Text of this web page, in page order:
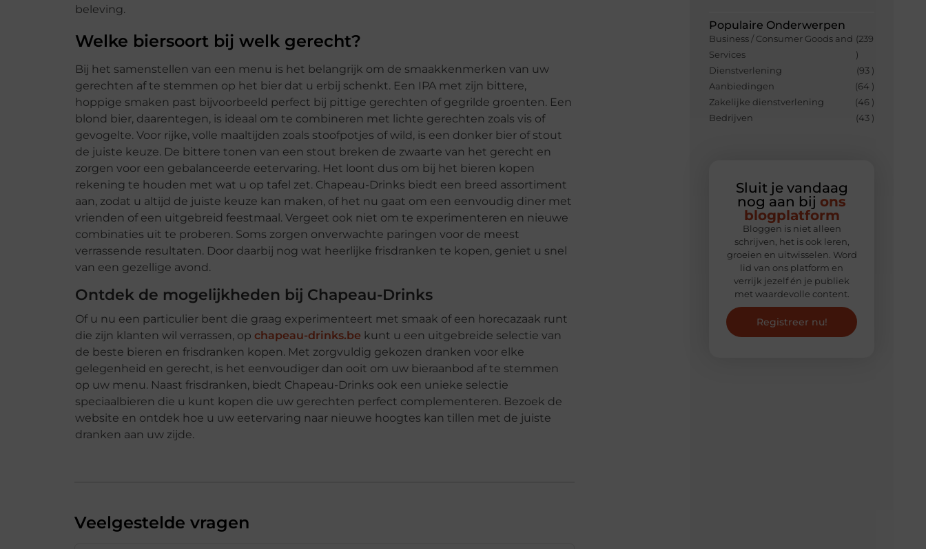
Populaire Onderwerpen
Business / Consumer Goods and
Services
(239
)
Dienstverlening
(93 )
Aanbiedingen
(64 )
Zakelijke dienstverlening
(46 )
Bedrijven
(43 )
Sluit je vandaag
nog aan bij ons
blogplatform
Bloggen is niet alleen
schrijven, het is ook leren,
groeien en uitwisselen. Word
lid van ons platform en
verrijk jezelf én je publiek
met waardevolle content.
Registreer nu!
beleving.
Welke biersoort bij welk gerecht?
Bij het samenstellen van een menu is het belangrijk om de smaakkenmerken van uw
gerechten af te stemmen op het bier dat u erbij schenkt. Een IPA met zijn bittere,
hoppige smaken past bijvoorbeeld perfect bij pittige gerechten of gegrilde groenten. Een
blond bier, daarentegen, is ideaal om te combineren met lichte gerechten zoals vis of
gevogelte. Voor rijke, volle maaltijden zoals stoofpotjes of wild, is een donker bier of stout
de juiste keuze. De bittere tonen van een stout breken de zwaarte van het gerecht en
zorgen voor een gebalanceerde eetervaring. Het loont dus om bij het bieren kopen
rekening te houden met wat u op tafel zet. Chapeau-Drinks biedt een breed assortiment
aan, zodat u altijd de juiste keuze kan maken, of het nu gaat om een eenvoudig diner met
vrienden of een uitgebreid feestmaal. Vergeet ook niet om te experimenteren en nieuwe
combinaties uit te proberen. Soms zorgen onverwachte paringen voor de meest
verrassende resultaten. Door daarbij nog wat heerlijke frisdranken te kopen, geniet u snel
van een gezellige avond.
Ontdek de mogelijkheden bij Chapeau-Drinks
Of u nu een particulier bent die graag experimenteert met smaak of een horecazaak runt
die zijn klanten wil verrassen, opchapeau-drinks.be kunt u een uitgebreide selectie van
de beste bieren en frisdranken kopen. Met zorgvuldig gekozen dranken voor elke
gelegenheid en gerecht, is het eenvoudiger dan ooit om uw bieraanbod af te stemmen
op uw menu. Naast frisdranken, biedt Chapeau-Drinks ook een unieke selectie
speciaalbieren die u kunt kopen die uw gerechten perfect complementeren. Bezoek de
website en ontdek hoe u uw eetervaring naar nieuwe hoogtes kan tillen met de juiste
dranken aan uw zijde.
Veelgestelde vragen